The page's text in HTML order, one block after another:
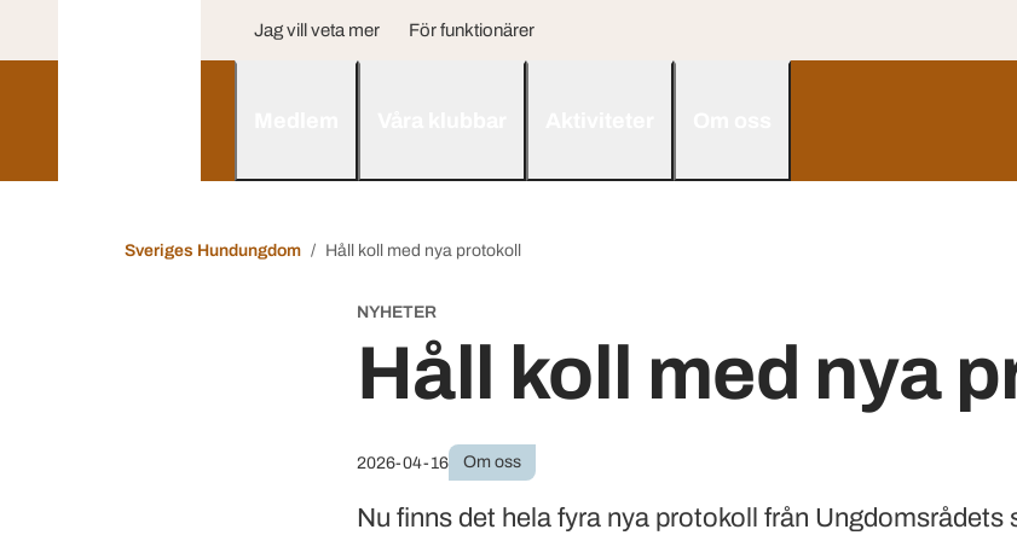
Jag vill veta mer För funktionärer
Sveriges Hundungdom Håll koll med nya protokoll
Håll koll med nya
NYHETER
2026-04-16 Om oss
Nu finns det hela fyra nya protokoll från Ungdomsrådets